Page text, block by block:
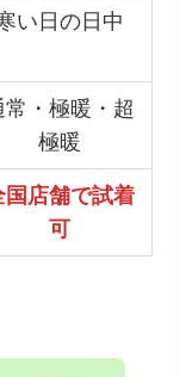
い日の日中
常・極暖・超
極暖
国店舗で試着
可